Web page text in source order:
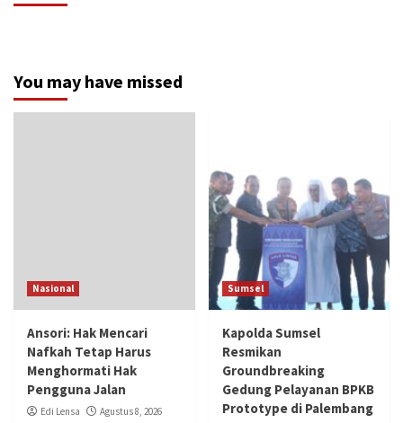
You may have missed
Nasional
Ansori: Hak Mencari
Nafkah Tetap Harus
Menghormati Hak
Pengguna Jalan
Edi Lensa Agustus 8, 2026
Sumsel
Kapolda Sumsel
Resmikan
Groundbreaking
Gedung Pelayanan BPKB
Prototype di Palembang